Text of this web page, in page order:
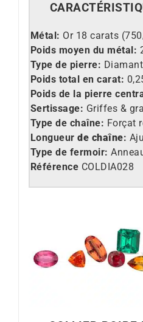
CARACTÉ
Métal: Or 18 carats
Poids moyen du métal:
Type de pierre: Diamant
Poids total en carat:
Poids de la pierre
Sertissage: Griffes &
Type de chaîne: Forçat
Longueur de chaîne:
Type de fermoir:
Référence COLDIA028